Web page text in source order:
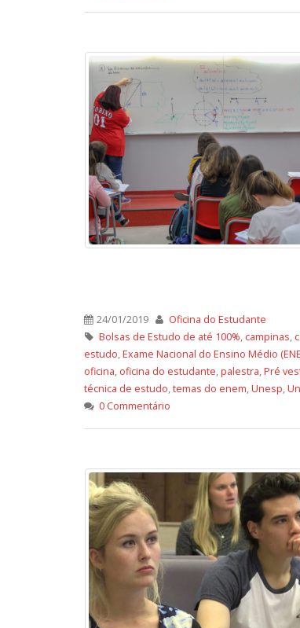
24/01/2019
Oficina do Estudante
Bolsas de Estudo de até 100%, campinas,
estudo,Exame Nacional do Ensino Médio
oficina, oficina do estudante,palestra,Pré
técnica de estudo,temas do enem,Unesp,
0 Commentário